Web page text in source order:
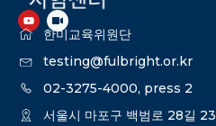
한미교육위원단
testing@fulbright.or.kr
02-3275-4000, press 2
서울시 마포구 백범로 28길 23